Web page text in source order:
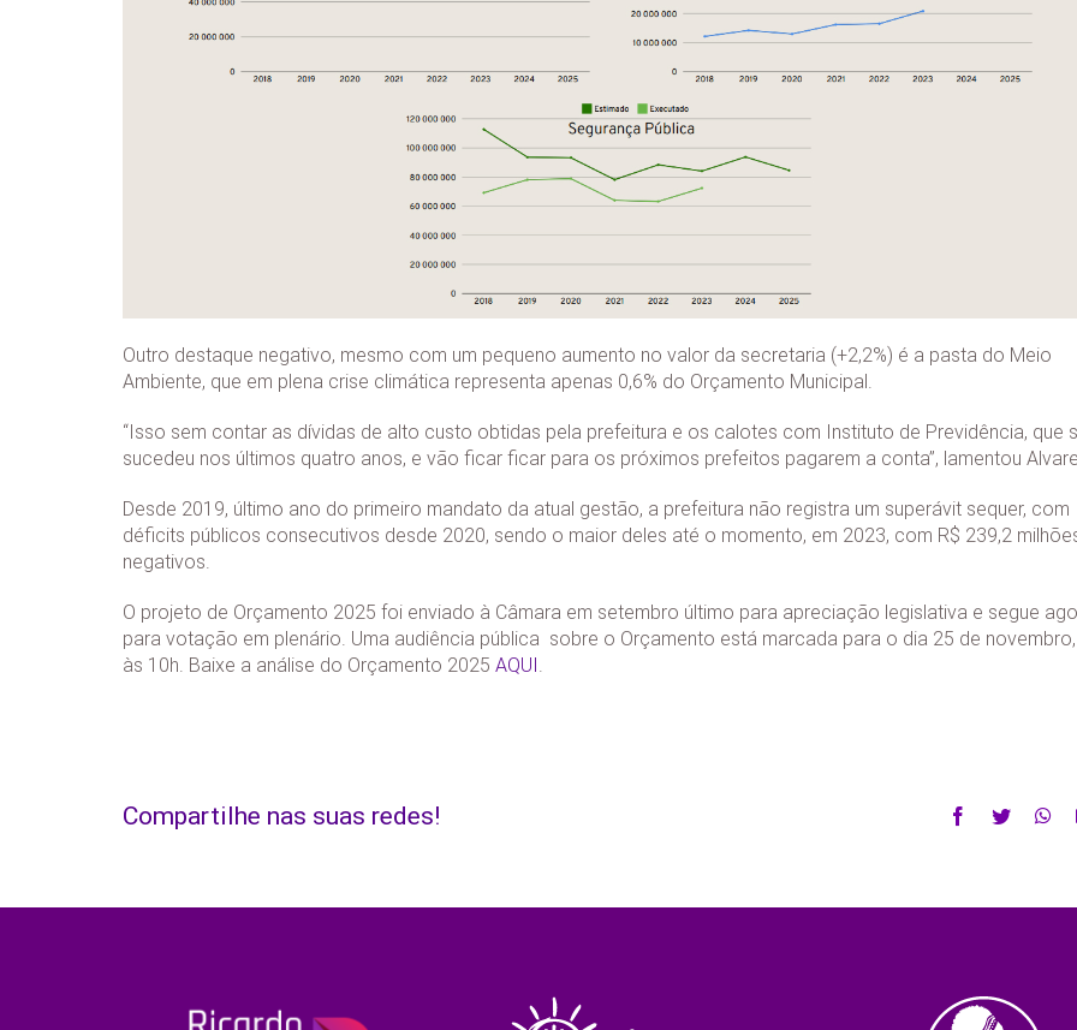
Outro destaque negativo, mesmo com um pequeno aumento no valor da secretaria (+2,2%) é a pasta do Meio
Ambiente, que em plena crise climática representa apenas 0,6% do Orçamento Municipal.
“Isso sem contar as dívidas de alto custo obtidas pela prefeitura e os calotes com Instituto de Previdência, que
sucedeu nos últimos quatro anos, e vão ficar ficar para os próximos prefeitos pagarem a conta”, lamentou
Desde 2019, último ano do primeiro mandato da atual gestão, a prefeitura não registra um superávit sequer, com
déficits públicos consecutivos desde 2020, sendo o maior deles até o momento, em 2023, com R$ 239,2
negativos.
O projeto de Orçamento 2025 foi enviado à Câmara em setembro último para apreciação legislativa e segue
para votação em plenário. Uma audiência pública sobre o Orçamento está marcada para o dia 25 de novembro,
às 10h. Baixe a análise do Orçamento 2025 AQUI .
Compartilhe nas suas redes! Facebook
Twitter